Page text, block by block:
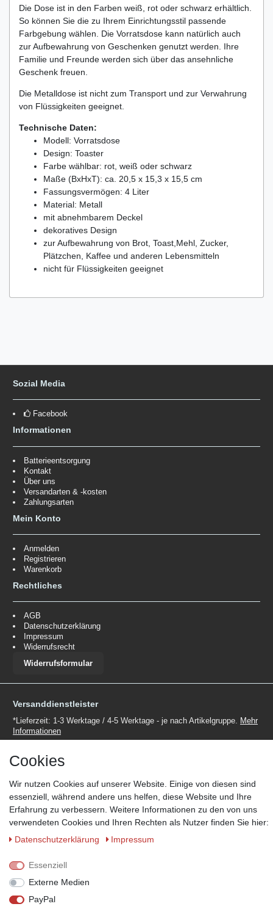
Die Dose ist in den Farben weiß, rot oder schwarz erhältlich.
So können Sie die zu Ihrem Einrichtungsstil passende
Farbgebung wählen. Die Vorratsdose kann natürlich auch
zur Aufbewahrung von Geschenken genutzt werden. Ihre
Familie und Freunde werden sich über das ansehnliche
Geschenk freuen.
Die Metalldose ist nicht zum Transport und zur Verwahrung
von Flüssigkeiten geeignet.
Technische Daten:
Modell: Vorratsdose
Design: Toaster
Farbe wählbar: rot, weiß oder schwarz
Maße (BxHxT): ca. 20,5 x 15,3 x 15,5 cm
Fassungsvermögen: 4 Liter
Material: Metall
mit abnehmbarem Deckel
dekoratives Design
zur Aufbewahrung von Brot, Toast,Mehl, Zucker,
Plätzchen, Kaffee und anderen Lebensmitteln
nicht für Flüssigkeiten geeignet
Sozial Media
Facebook
Informationen
Batterieentsorgung
Kontakt
Über uns
Versandarten & -kosten
Zahlungsarten
Mein Konto
Anmelden
Registrieren
Warenkorb
Rechtliches
AGB
Datenschutzerklärung
Impressum
Widerrufsrecht
Widerrufsformular
Versanddienstleister
*Lieferzeit: 1-3 Werktage / 4-5 Werktage - je nach Artikelgruppe. Mehr
Informationen
Zahlungsmöglichkeiten
Wir behalten uns das Recht vor im Einzelfall bestimmte
Zahlungsarten auszuschließen.
© Copyright 2026 Marabella´s | Alle Rechte vorbehalten. | Grundpreise
siehe Artikeldetails.
Cookies
Wir nutzen Cookies auf unserer Website. Einige von diesen sind
essenziell, während andere uns helfen, diese Website und Ihre
Erfahrung zu verbessern. Weitere Informationen zu den von uns
verwendeten Cookies und Ihren Rechten als Nutzer finden Sie hier:
Daten­schutz­erklärung
Impressum
Essenziell
Externe Medien
PayPal